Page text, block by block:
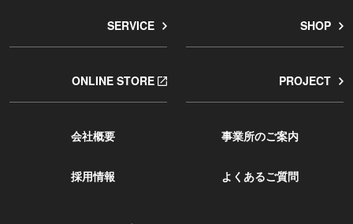
SERVICE SHOP
ONLINE STORE PROJECT
会社概要 事業所のご案内
採用情報 よくあるご質問